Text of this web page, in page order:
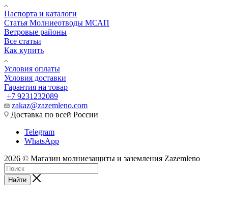
Паспорта и каталоги
Статья Молниеотводы МСАП
Ветровые районы
Все статьи
Как купить
Условия оплаты
Условия доставки
Гарантия на товар
+7 9231232089
zakaz@zazemleno.com
Доставка по всей России
Telegram
WhatsApp
2026 © Магазин молниезащиты и заземления Zazemleno
Найти